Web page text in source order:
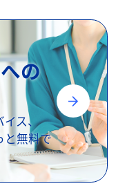
の
イス、
と無料で